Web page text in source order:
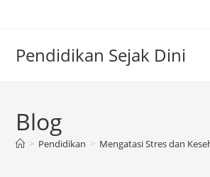
Pendidikan Sejak Dini
Blog
> Pendidikan > Mengatasi Stres dan